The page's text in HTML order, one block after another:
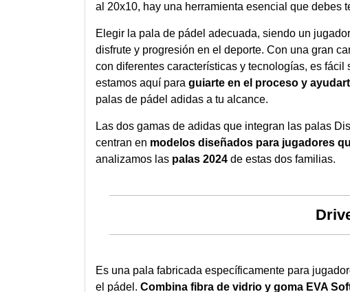
al 20x10, hay una herramienta esencial que debes
Elegir la pala de pádel adecuada, siendo un
disfrute y progresión en el deporte. Con una gran
con diferentes características y tecnologías, es
estamos aquí para guiarte en el proceso y
palas de pádel adidas a tu alcance.
Las dos gamas de adidas que integran las palas
centran en modelos diseñados para jugadores
analizamos las palas 2024de estas dos familias.
Es una pala fabricada específicamente para
el pádel. Combina fibra de vidrio y goma EVA